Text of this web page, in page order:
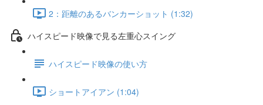
2：距離のあるバンカーショット (1:32)
ハイスピード映像で見る左重心スイング
ハイスピード映像の使い方
ショートアイアン (1:04)